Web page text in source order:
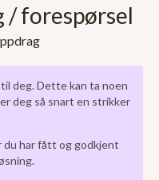
/ forespørsel
deg. Dette kan ta noen
deg så snart en strikker
har fått og godkjent